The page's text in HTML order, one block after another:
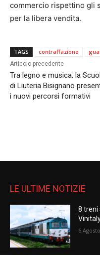
commercio rispettino gli
per la libera vendita.
TAGS contraffazione
Articolo precedente
Tra legno e musica: la
di Liuteria Bisignano
i nuovi percorsi formativi
LE ULTIME NOTIZIE
8 treni
6